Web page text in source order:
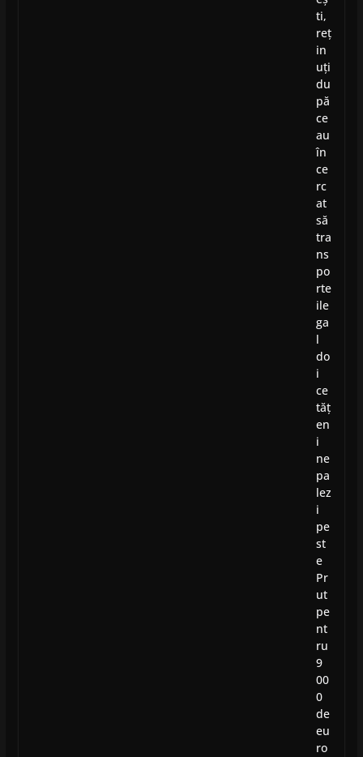
ti,
reț
in
uți
du
pă
ce
au
în
ce
rc
at
să
tra
ns
po
rte
ile
ga
l
do
i
ce
tăț
en
i
ne
pa
lez
i
pe
st
e
Pr
ut
pe
nt
ru
9
00
0
de
eu
ro